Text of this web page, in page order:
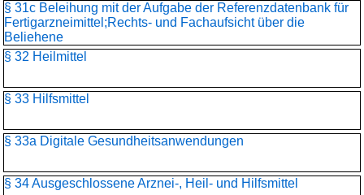
§ 31c Beleihung mit der Aufgabe der Referenzdatenbank für
Fertigarzneimittel;Rechts- und Fachaufsicht über die
Beliehene
§ 32 Heilmittel
§ 33 Hilfsmittel
§ 33a Digitale Gesundheitsanwendungen
§ 34 Ausgeschlossene Arznei-, Heil- und Hilfsmittel